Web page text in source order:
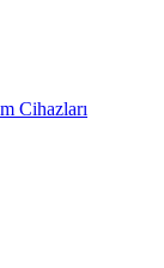
Cihazları